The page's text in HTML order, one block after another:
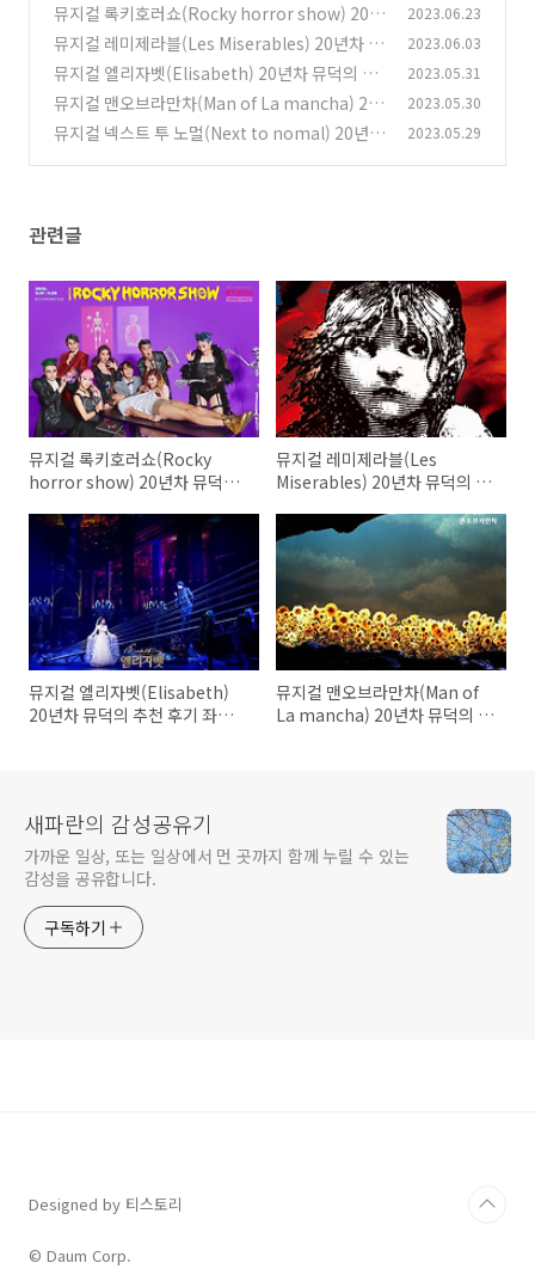
뮤지컬 록키호러쇼(Rocky horror show) 20년
차 뮤덕의 추천 후기 좌석 예매 (0)
2023.06.23
뮤지컬 레미제라블(Les Miserables) 20년차 뮤
덕의 후기 추천 좌석 예매
(0)
2023.06.03
뮤지컬 엘리자벳(Elisabeth) 20년차 뮤덕의 추
천 후기 좌석 예매 (0)
2023.05.31
뮤지컬 맨오브라만차(Man of La mancha) 20
년차 뮤덕의 추천 후기 좌석 예매
(0)
2023.05.30
뮤지컬 넥스트 투 노멀(Next to nomal) 20년차
2023.05.29
관련글
뮤지컬 록키호러쇼(Rocky
horror show) 20년차 뮤덕의
뮤지컬 레미제라블(Les
Miserables) 20년차 뮤덕의 후
뮤지컬 엘리자벳(Elisabeth)
20년차 뮤덕의 추천 후기 좌석
뮤지컬 맨오브라만차(Man of
La mancha) 20년차 뮤덕의 추
새파란의 감성공유기
가까운 일상, 또는 일상에서 먼 곳까지 함께 누릴 수 있는
감성을 공유합니다.
구독하기
Designed by 티스토리
© Daum Corp.